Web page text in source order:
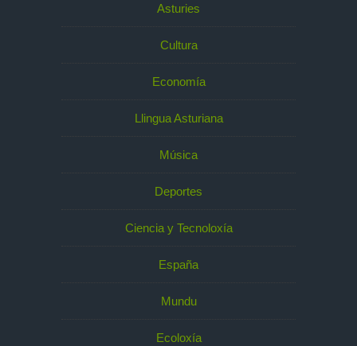
Asturies
Cultura
Economía
Llingua Asturiana
Música
Deportes
Ciencia y Tecnoloxía
España
Mundu
Ecoloxía